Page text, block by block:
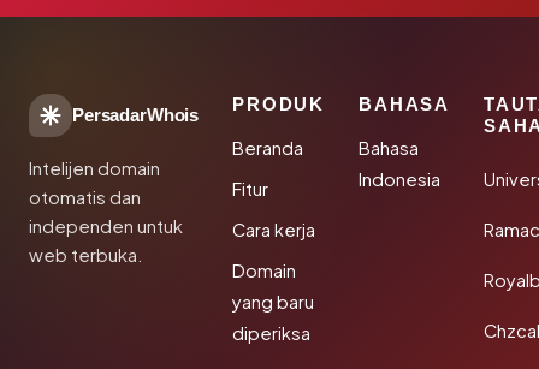
PersadarWhois
Intelijen domain
otomatis dan
independen untuk
web terbuka.
PRODUK
Beranda
Fitur
Cara kerja
Domain
yang baru
diperiksa
BAHASA
Bahasa
Indonesia